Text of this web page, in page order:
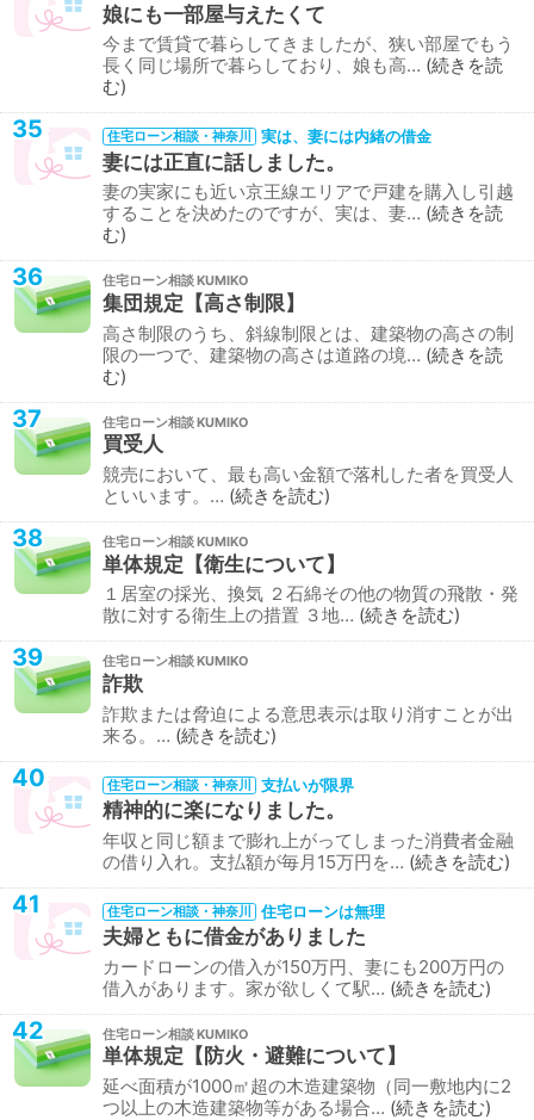
娘にも一部屋与えたくて
今まで賃貸で暮らしてきましたが、狭い部屋でもう
長く同じ場所で暮らしており、娘も高… 続きを読
む
35 住宅ローン相談・神奈川 実は、妻には内緒の借金
妻には正直に話しました。
妻の実家にも近い京王線エリアで戸建を購入し引越
することを決めたのですが、実は、妻… 続きを読
む
36 住宅ローン相談
集団規定【高さ制限】
高さ制限のうち、斜線制限とは、建築物の高さの制
限の一つで、建築物の高さは道路の境… 続きを読
む
37 住宅ローン相談
買受人
競売において、最も高い金額で落札した者を買受人
といいます。… 続きを読む
38 住宅ローン相談
単体規定【衛生について】
１居室の採光、換気 ２石綿その他の物質の飛散・発
散に対する衛生上の措置 ３地… 続きを読む
39 住宅ローン相談
詐欺
詐欺または脅迫による意思表示は取り消すことが出
来る。… 続きを読む
40 住宅ローン相談・神奈川 支払いが限界
精神的に楽になりました。
年収と同じ額まで膨れ上がってしまった消費者金融
の借り入れ。支払額が毎月15万円を… 続きを読む
41 住宅ローン相談・神奈川 住宅ローンは無理
夫婦ともに借金がありました
カードローンの借入が150万円、妻にも200万円の
借入があります。家が欲しくて駅… 続きを読む
42 住宅ローン相談
単体規定【防火・避難について】
延べ面積が1000㎡超の木造建築物（同一敷地内に2
つ以上の木造建築物等がある場合… 続きを読む